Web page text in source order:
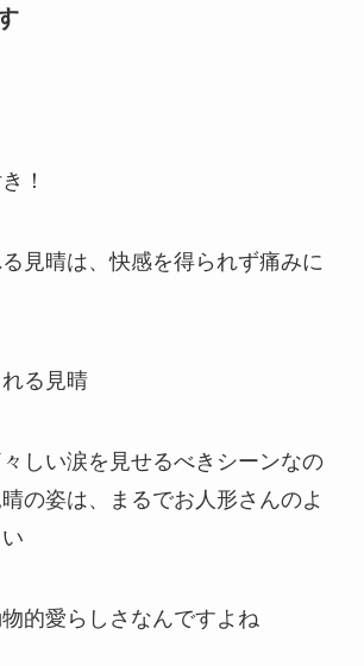
！
見晴は、快感を得られず痛みに
る見晴
しい涙を見せるべきシーンなの
の姿は、まるでお人形さんのよ
的愛らしさなんですよね